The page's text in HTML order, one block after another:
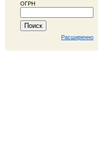
ОГРН
Расширенно